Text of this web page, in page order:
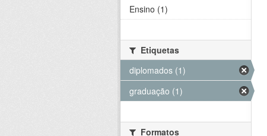
Ensino (1)
Etiquetas
diplomados (1)
graduação (1)
Formatos